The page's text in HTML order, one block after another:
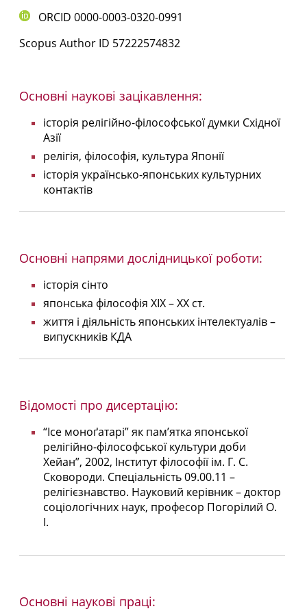
ORCID 0000-0003-0320-0991
Scopus Author ID 57222574832
Основні наукові зацікавлення:
історія релігійно-філософської думки Східної
Азії
релігія, філософія, культура Японії
історія українсько-японських культурних
контактів
Основні напрями дослідницької роботи:
історія сінто
японська філософія ХІХ – ХХ ст.
життя і діяльність японських інтелектуалів –
випускників КДА
Відомості про дисертацію:
“Ісе моноґатарі” як пам’ятка японської
релігійно-філософської культури доби
Хейан”, 2002, Інститут філософії ім. Г. С.
Сковороди. Спеціальність 09.00.11 –
релігієзнавство. Науковий керівник – доктор
соціологічних наук, професор Погорілий О.
І.
Основні наукові праці: